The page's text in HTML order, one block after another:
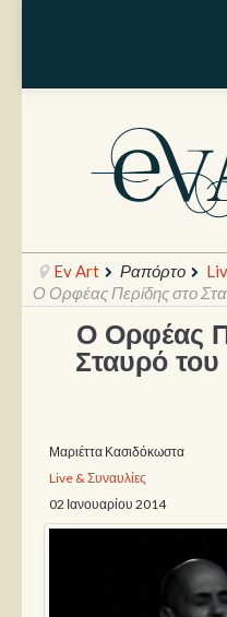
Ραπόρτο
Συνεντεύξεις
Ev Art Ραπόρτο
Ο Ορφέας Περίδης στο
Ο Ορφέας
Σταυρό
Μαριέττα Κασιδόκωστα
Live & Συναυλίες
02 Ιανουαρίου 2014